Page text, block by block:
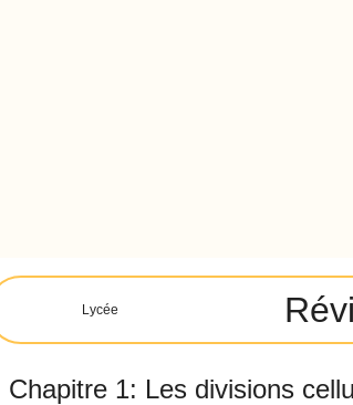
Lycée
Chapitre 1: Les divisions